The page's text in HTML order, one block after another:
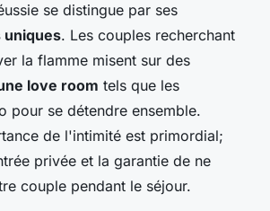
se distingue par ses
uniques. Les couples recherchant
la flamme misent sur des
love room tels que les
pour se détendre ensemble.
de l'intimité est primordial;
privée et la garantie de ne
couple pendant le séjour.